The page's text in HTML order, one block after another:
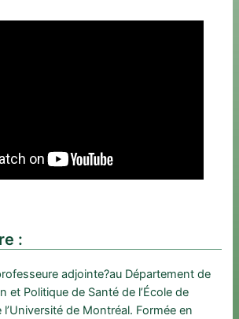
:
adjointe?au Département de
et Politique de Santé de l’École de
l’Université de Montréal. Formée en